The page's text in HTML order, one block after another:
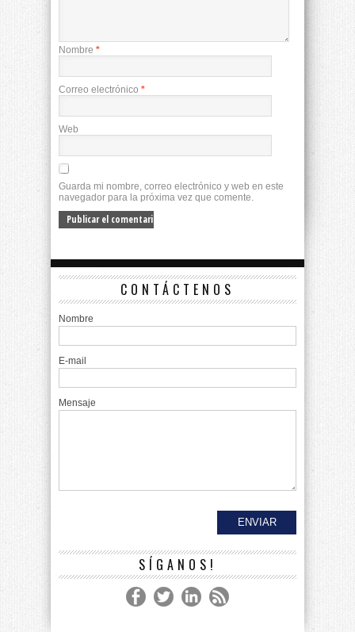
Nombre *
Correo electrónico *
Web
Guarda mi nombre, correo electrónico y web en este
navegador para la próxima vez que comente.
CONTÁCTENOS
Nombre
E-mail
Mensaje
SÍGANOS!